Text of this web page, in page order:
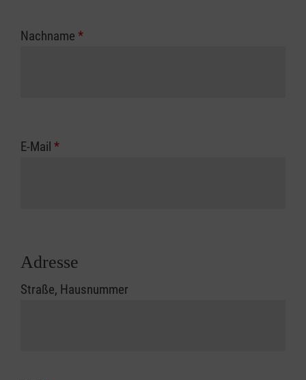
Nachname *
E-Mail *
Adresse
Straße, Hausnummer